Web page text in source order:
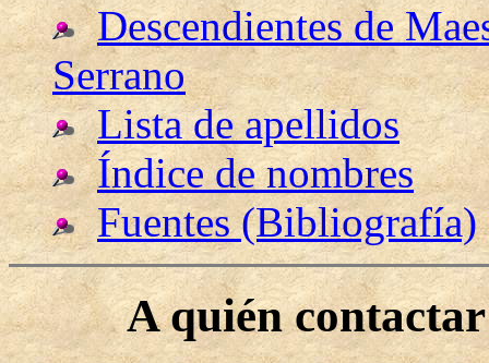
Descendientes de
Serrano
Lista de apellidos
Índice de nombres
Fuentes (Bibliografía)
A quién